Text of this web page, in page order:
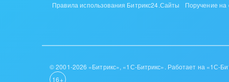
/ Интранета
Правила использования Битрикс24.Сайты
Поручение на
© 2001-2026 «Битрикс», «1С-Битрикс». Работает на «1С-
16+